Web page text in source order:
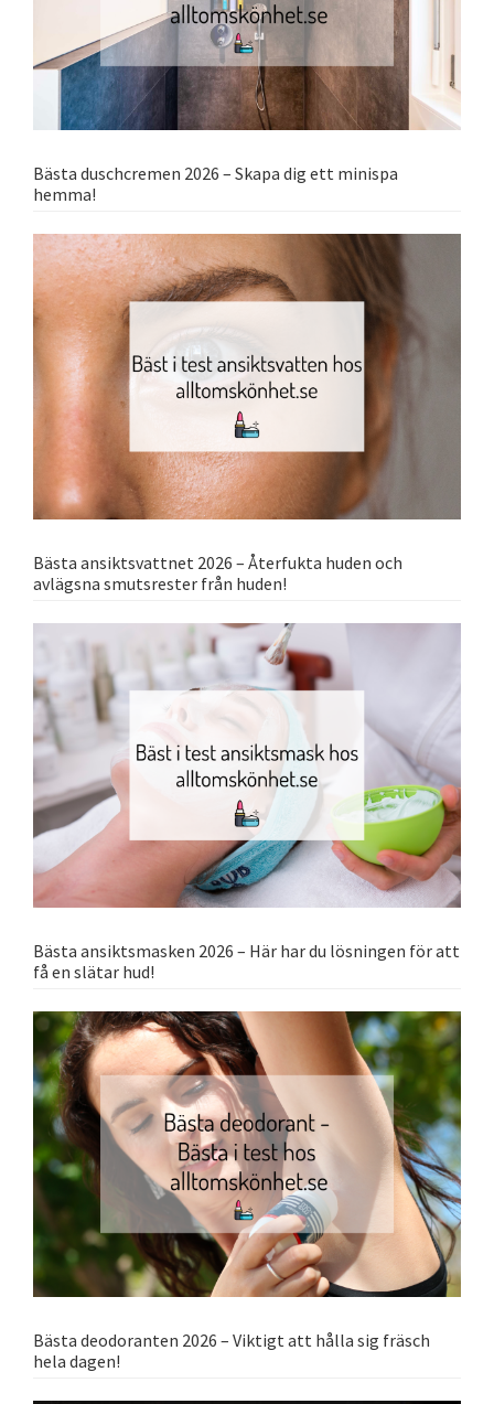
Bästa duschcremen 2026 – Skapa dig ett minispa
hemma!
Bästa ansiktsvattnet 2026 – Återfukta huden och
avlägsna smutsrester från huden!
Bästa ansiktsmasken 2026 – Här har du lösningen för att
få en slätar hud!
Bästa deodoranten 2026 – Viktigt att hålla sig fräsch
hela dagen!